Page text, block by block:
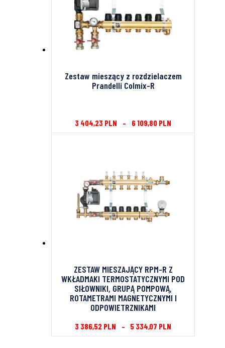
Zestaw mieszący z rozdzielaczem
Prandelli Colmix-R
3 404,23 PLN – 6 109,80 PLN
ZESTAW MIESZAJĄCY RPM-R Z
WKŁADMAKI TERMOSTATYCZNYMI POD
SIŁOWNIKI, GRUPĄ POMPOWĄ,
ROTAMETRAMI MAGNETYCZNYMI I
ODPOWIETRZNIKAMI
3 386,52 PLN – 5 334,07 PLN